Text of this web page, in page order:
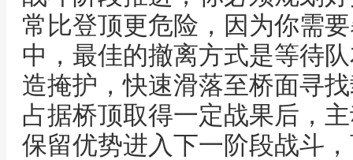
常比登顶更危险，因为你需
中，最佳的撤离方式是等待
造掩护，快速滑落至桥面寻
占据桥顶取得一定战果后，
保留优势进入下一阶段战斗